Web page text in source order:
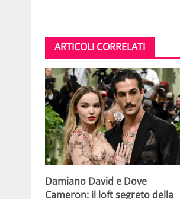
ARTICOLI CORRELATI
Damiano David e Dove
Cameron: il loft segreto della